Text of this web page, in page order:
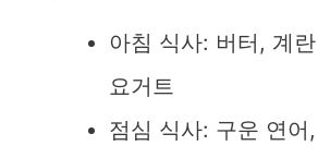
아침 식사: 버터, 계
요거트
점심 식사: 구운 연어